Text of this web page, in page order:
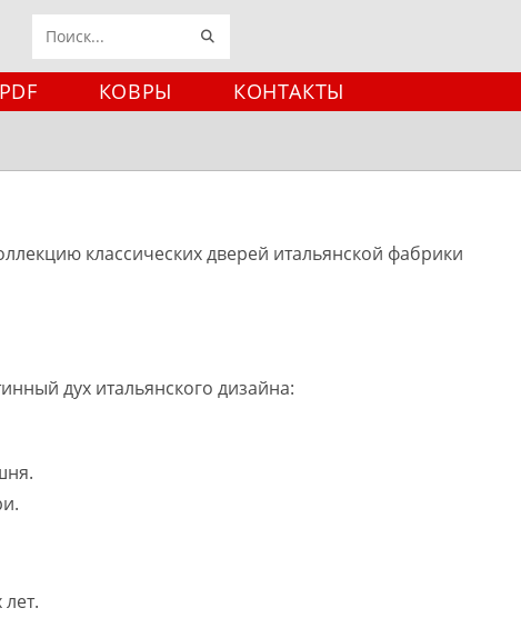
Поиск
КОВРЫ КОНТАКТЫ
классических дверей итальянской фабрики
дух итальянского дизайна: